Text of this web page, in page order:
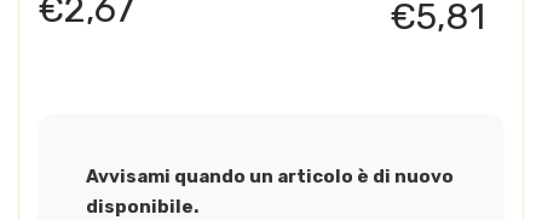
€2,67 €5,81
Avvisami quando un articolo è di nuovo
disponibile.